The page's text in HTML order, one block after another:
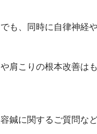
も、同時に自律神経
肩こりの根本改善は
鍼に関するご質問な